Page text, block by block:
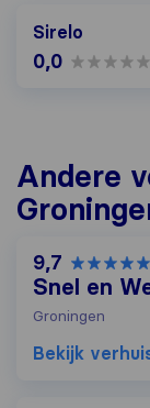
Sirelo
0,0
Andere
9,7
Snel en
Groningen
Bekijk